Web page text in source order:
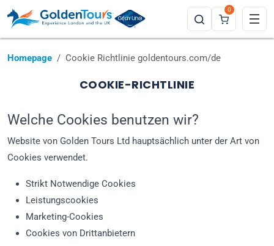
0
Homepage Cookie Richtlinie goldentours.com/de
COOKIE-RICHTLINIE
Welche Cookies benutzen wir?
Website von Golden Tours Ltd hauptsächlich unter der Art von
Cookies verwendet.
Strikt Notwendige Cookies
Leistungscookies
Marketing-Cookies
Cookies von Drittanbietern